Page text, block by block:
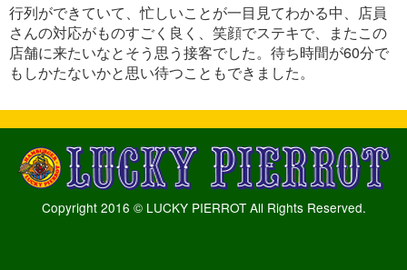
行列ができていて、忙しいことが一目見てわかる中、店員
さんの対応がものすごく良く、笑顔でステキで、またこの
店舗に来たいなとそう思う接客でした。待ち時間が60分で
もしかたないかと思い待つこともできました。
Copyright 2016 © LUCKY PIERROT All Rights Reserved.